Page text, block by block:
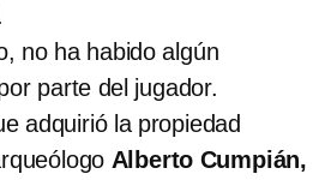
no ha habido algún
parte del jugador.
adquirió la propiedad
Alberto Cumpián,